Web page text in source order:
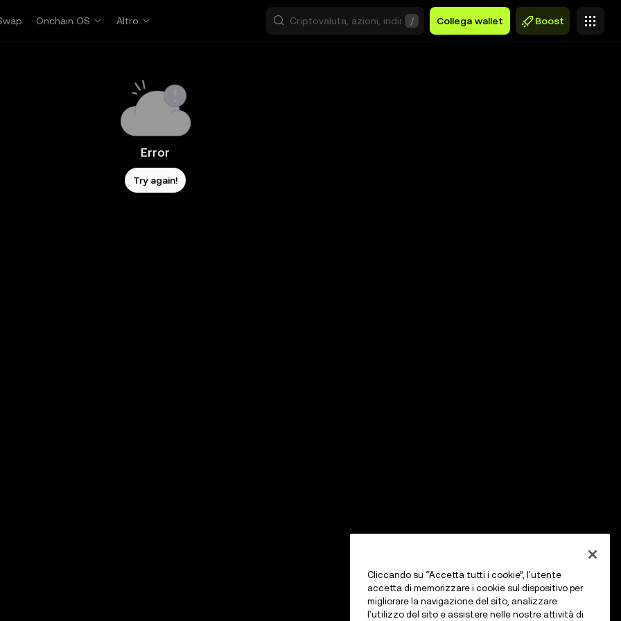
Onchain OS Altro / Collega wallet Boost
Error
Try again!
Cliccando su “Accetta tutti i cookie”, l'utente
accetta di memorizzare i cookie sul dispositivo per
migliorare la navigazione del sito, analizzare
l'utilizzo del sito e assistere nelle nostre attività di